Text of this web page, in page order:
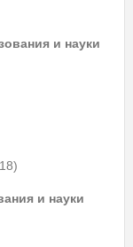
и науки
и науки